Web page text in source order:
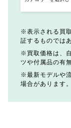
表示される買
証するものでは
買取価格は、
ツや付属品の有
最新モデルや
場合があります。